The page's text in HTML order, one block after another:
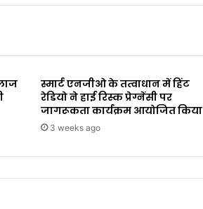
स्मार्ट एनजीओ के तत्वाधान में हिंट
रेडियो ने हाई रिस्क प्रेग्नेंसी पर
जागरूकता कार्यक्रम आयोजित किया
3 weeks ago